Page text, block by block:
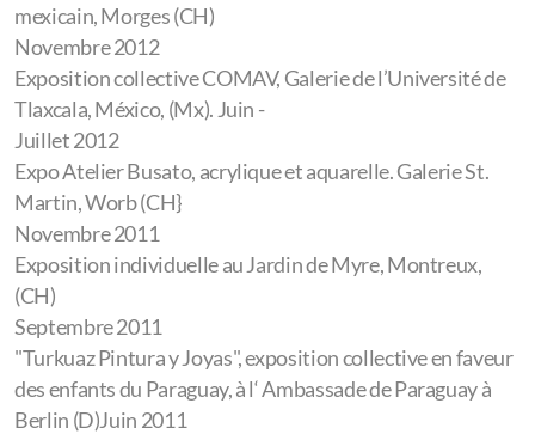
mexicain, Morges (CH)
Novembre 2012
Exposition collective COMAV, Galerie de l’Université de
Tlaxcala, México, (Mx). Juin -
Juillet 2012
Expo Atelier Busato, acrylique et aquarelle. Galerie St.
Martin, Worb (CH}
Novembre 2011
Exposition individuelle au Jardin de Myre, Montreux,
(CH)
Septembre 2011
"Turkuaz Pintura y Joyas", exposition collective en faveur
des enfants du Paraguay, à l‘ Ambassade de Paraguay à
Berlin (D)Juin 2011